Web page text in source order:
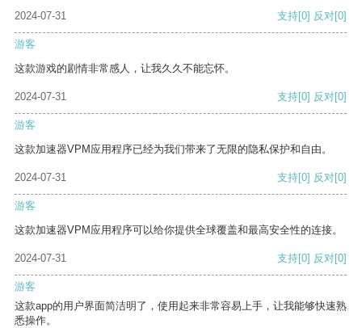
2024-07-31
支持[0] 反对[0]
游客
这款游戏的剧情非常感人，让我久久不能忘怀。
2024-07-31 支持[0] 反对[0]
游客
这款加速器VPM应用程序已经为我们带来了无限的隐私保护和自由。
2024-07-31 支持[0] 反对[0]
游客
这款加速器VPM应用程序可以给你提供全球覆盖和最高安全性的连接。
2024-07-31 支持[0] 反对[0]
游客
这款app的用户界面简洁明了，使用起来非常容易上手，让我能够快速熟
悉操作。